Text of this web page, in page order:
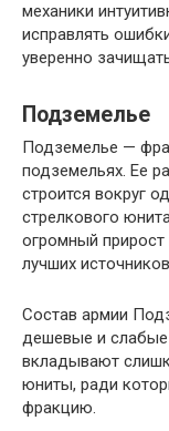
механики
исправлять
уверенно
Подземелье
Подземелье —
подземельях. Ее
строится вокруг
стрелкового
огромный прирост
лучших
Состав армии
дешевые и слабые
вкладывают
юниты, ради
фракцию.